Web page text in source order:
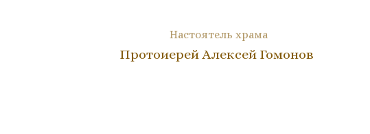
Настоятель храма
Протоиерей Алексей Гомонов